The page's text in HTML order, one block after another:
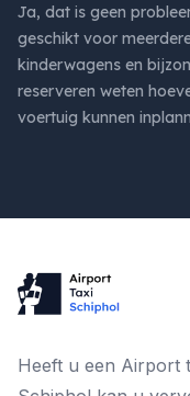
Ja, dat is geen
geschikt voor
kinderwagens en
reserveren weten
voertuig kunnen
Heeft u een Airport